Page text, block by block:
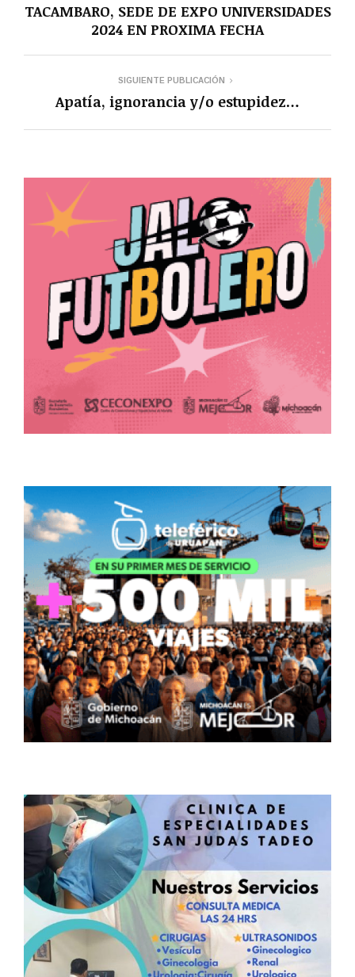
TACAMBARO, SEDE DE EXPO UNIVERSIDADES
2024 EN PROXIMA FECHA
SIGUIENTE PUBLICACIÓN
Apatía, ignorancia y/o estupidez…